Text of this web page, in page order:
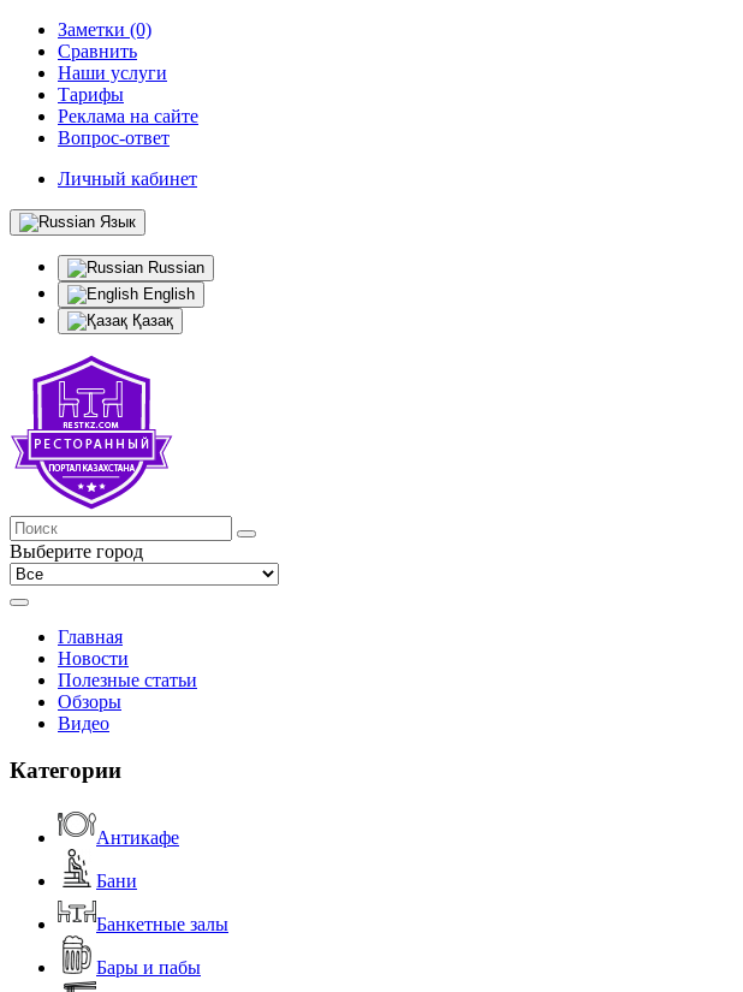
Заметки (0)
Сравнить
Наши услуги
Тарифы
Реклама на сайте
Вопрос-ответ
Личный кабинет
Язык
Russian
English
Қазақ
Выберите город
Главная
Новости
Полезные статьи
Обзоры
Видео
Категории
Антикафе
Бани
Банкетные залы
Бары и пабы